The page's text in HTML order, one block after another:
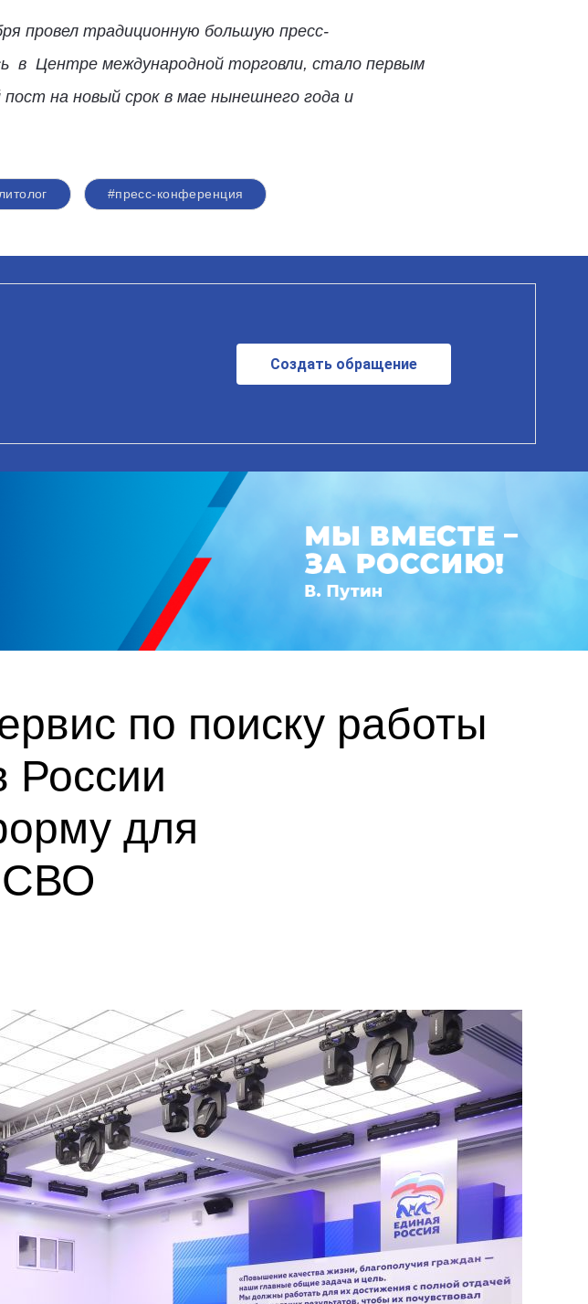
провел традиционную большую пресс-
в Центре международной торговли, стало первым
на новый срок в мае нынешнего года и
#пресс-конференция
Создать обращение
по поиску работы
России
для
СВО